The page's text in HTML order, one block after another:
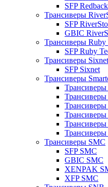
SFP Redback
Трансиверы
SFP
GBIC
Трансиверы Ruby
SFP Ruby
Трансиверы Sixnet
SFP Sixnet
Трансиверы
Трансиверы
Трансиверы
Трансиверы
Трансиверы
Трансиверы
Трансиверы
Трансиверы SMC
SFP SMC
GBIC SMC
XENPAK
XFP SMC